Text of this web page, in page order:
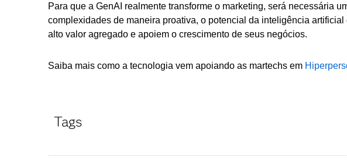
Para que a GenAI realmente transforme o marketing, será necessária
complexidades de maneira proativa, o potencial da inteligência
alto valor agregado e apoiem o crescimento de seus negócios.
Saiba mais como a tecnologia vem apoiando as martechs em
Tags